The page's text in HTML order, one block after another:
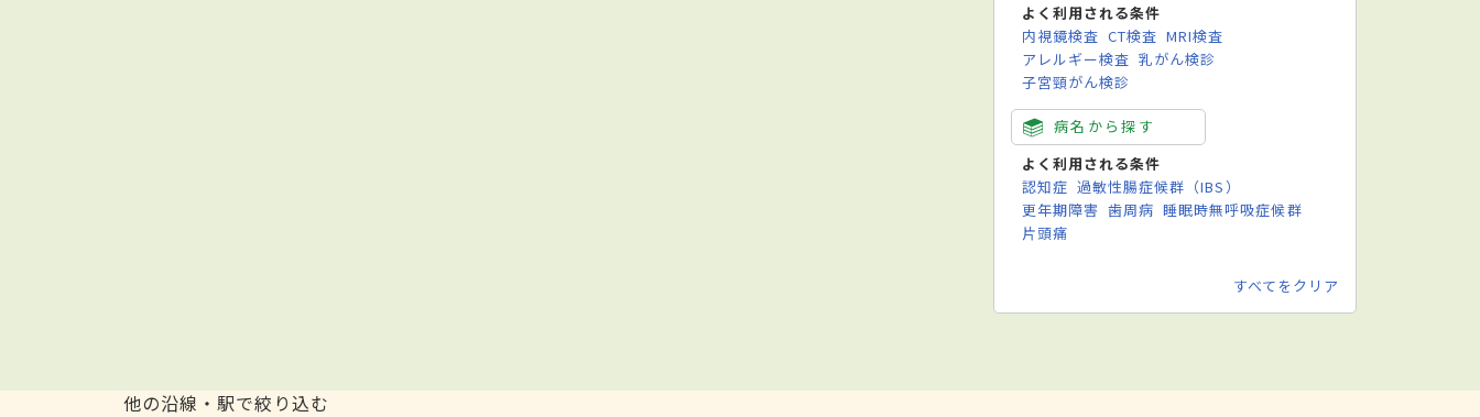
よく利用される条件
内視鏡検査 CT検査 MRI検査
アレルギー検査 乳がん検診
子宮頸がん検診
病名から探す
よく利用される条件
認知症 過敏性腸症候群（IBS）
更年期障害 歯周病 睡眠時無呼吸症候群
片頭痛
すべてをクリア
他の沿線・駅で絞り込む